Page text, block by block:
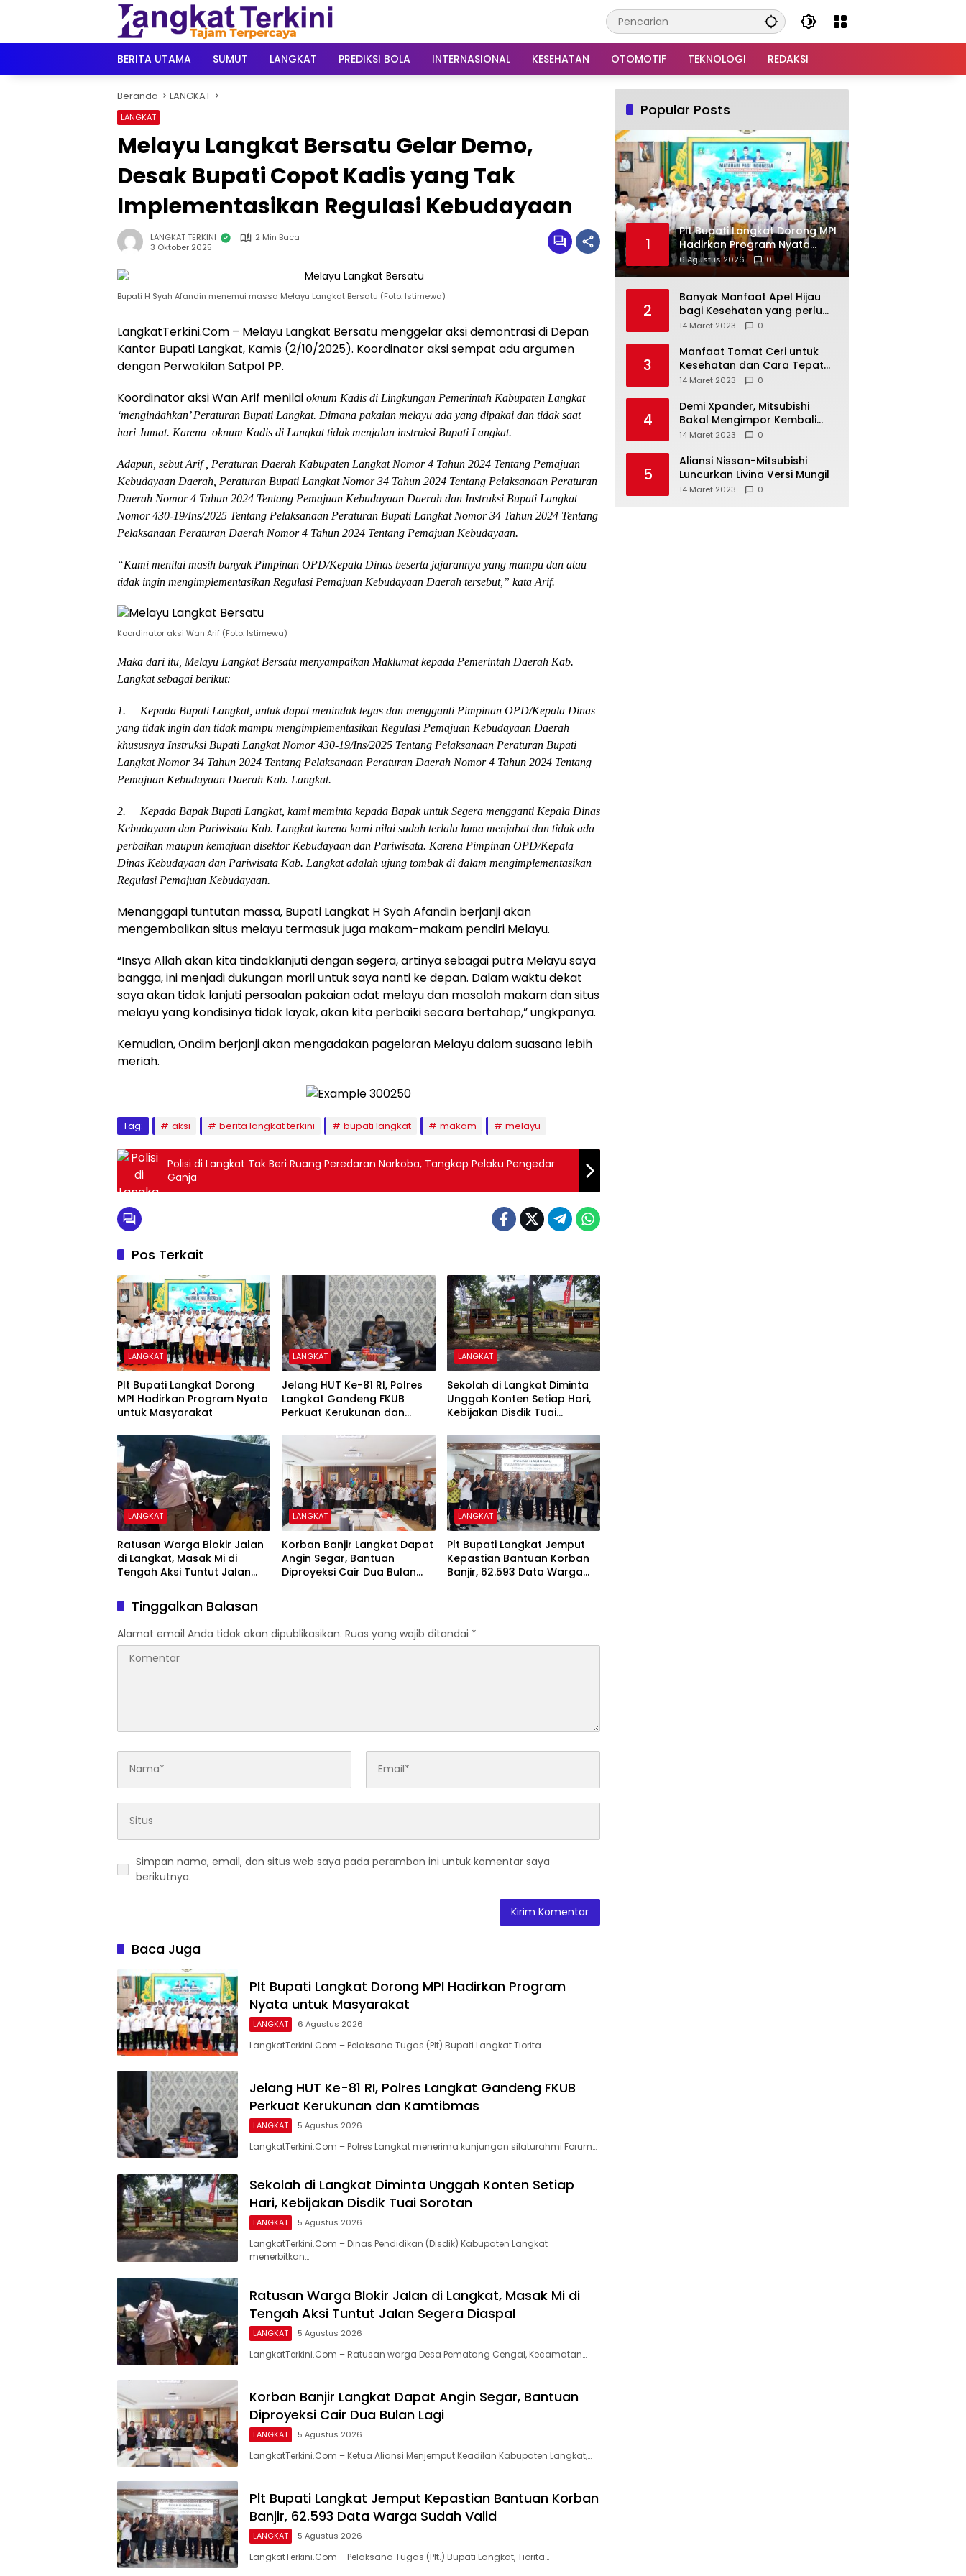
BERITA UTAMA
SUMUT LANGKAT PREDIKSI BOLA INTERNASIONAL KESEHATAN OTOMOTIF TEKNOLOGI REDAKSI
Beranda LANGKAT
LANGKAT
Melayu Langkat Bersatu Gelar Demo,
Desak Bupati Copot Kadis yang Tak
Implementasikan Regulasi Kebudayaan
LANGKAT TERKINI
2 Min Baca
3 Oktober 2025
Bupati H Syah Afandin menemui massa Melayu Langkat Bersatu (Foto: Istimewa)
LangkatTerkini.Com – Melayu Langkat Bersatu menggelar aksi demontrasi di Depan
Kantor Bupati Langkat, Kamis (2/10/2025). Koordinator aksi sempat adu argumen
dengan Perwakilan Satpol PP.
Koordinator aksi Wan Arif menilai oknum Kadis di Lingkungan Pemerintah Kabupaten Langkat
‘mengindahkan’ Peraturan Bupati Langkat. Dimana pakaian melayu ada yang dipakai dan tidak saat
hari Jumat. Karena oknum Kadis di Langkat tidak menjalan instruksi Bupati Langkat.
Adapun, sebut Arif , Peraturan Daerah Kabupaten Langkat Nomor 4 Tahun 2024 Tentang Pemajuan
Kebudayaan Daerah, Peraturan Bupati Langkat Nomor 34 Tahun 2024 Tentang Pelaksanaan Peraturan
Daerah Nomor 4 Tahun 2024 Tentang Pemajuan Kebudayaan Daerah dan Instruksi Bupati Langkat
Nomor 430-19/Ins/2025 Tentang Pelaksanaan Peraturan Bupati Langkat Nomor 34 Tahun 2024 Tentang
Pelaksanaan Peraturan Daerah Nomor 4 Tahun 2024 Tentang Pemajuan Kebudayaan.
“Kami menilai masih banyak Pimpinan OPD/Kepala Dinas beserta jajarannya yang mampu dan atau
tidak ingin mengimplementasikan Regulasi Pemajuan Kebudayaan Daerah tersebut,” kata Arif.
Koordinator aksi Wan Arif (Foto: Istimewa)
Maka dari itu, Melayu Langkat Bersatu menyampaikan Maklumat kepada Pemerintah Daerah Kab.
Langkat sebagai berikut:
1.
Kepada Bupati Langkat, untuk dapat menindak tegas dan mengganti Pimpinan OPD/Kepala Dinas
yang tidak ingin dan tidak mampu mengimplementasikan Regulasi Pemajuan Kebudayaan Daerah
khususnya Instruksi Bupati Langkat Nomor 430-19/Ins/2025 Tentang Pelaksanaan Peraturan Bupati
Langkat Nomor 34 Tahun 2024 Tentang Pelaksanaan Peraturan Daerah Nomor 4 Tahun 2024 Tentang
Pemajuan Kebudayaan Daerah Kab. Langkat.
2.
Kepada Bapak Bupati Langkat, kami meminta kepada Bapak untuk Segera mengganti Kepala Dinas
Kebudayaan dan Pariwisata Kab. Langkat karena kami nilai sudah terlalu lama menjabat dan tidak ada
perbaikan maupun kemajuan disektor Kebudayaan dan Pariwisata. Karena Pimpinan OPD/Kepala
Dinas Kebudayaan dan Pariwisata Kab. Langkat adalah ujung tombak di dalam mengimplementasikan
Regulasi Pemajuan Kebudayaan.
Menanggapi tuntutan massa, Bupati Langkat H Syah Afandin berjanji akan
mengembalikan situs melayu termasuk juga makam-makam pendiri Melayu.
“Insya Allah akan kita tindaklanjuti dengan segera, artinya sebagai putra Melayu saya
bangga, ini menjadi dukungan moril untuk saya nanti ke depan. Dalam waktu dekat
saya akan tidak lanjuti persoalan pakaian adat melayu dan masalah makam dan situs
melayu yang kondisinya tidak layak, akan kita perbaiki secara bertahap,” ungkpanya.
Kemudian, Ondim berjanji akan mengadakan pagelaran Melayu dalam suasana lebih
meriah.
Tag: aksi berita langkat terkini bupati langkat makam melayu
Polisi di Langkat Tak Beri Ruang Peredaran Narkoba, Tangkap Pelaku Pengedar
Ganja
Pos Terkait
LANGKAT
Plt Bupati Langkat Dorong
MPI Hadirkan Program Nyata
untuk Masyarakat
LANGKAT
Jelang HUT Ke-81 RI, Polres
Langkat Gandeng FKUB
Perkuat Kerukunan dan
LANGKAT
Sekolah di Langkat Diminta
Unggah Konten Setiap Hari,
Kebijakan Disdik Tuai
LANGKAT
Ratusan Warga Blokir Jalan
di Langkat, Masak Mi di
Tengah Aksi Tuntut Jalan
LANGKAT
Korban Banjir Langkat Dapat
Angin Segar, Bantuan
Diproyeksi Cair Dua Bulan
LANGKAT
Plt Bupati Langkat Jemput
Kepastian Bantuan Korban
Banjir, 62.593 Data Warga
Tinggalkan Balasan
Alamat email Anda tidak akan dipublikasikan. Ruas yang wajib ditandai *
Simpan nama, email, dan situs web saya pada peramban ini untuk komentar saya
berikutnya.
Baca Juga
Plt Bupati Langkat Dorong MPI Hadirkan Program
Nyata untuk Masyarakat
LANGKAT 6 Agustus 2026
LangkatTerkini.Com – Pelaksana Tugas (Plt) Bupati Langkat Tiorita…
Jelang HUT Ke-81 RI, Polres Langkat Gandeng FKUB
Perkuat Kerukunan dan Kamtibmas
LANGKAT 5 Agustus 2026
LangkatTerkini.Com – Polres Langkat menerima kunjungan silaturahmi Forum…
Sekolah di Langkat Diminta Unggah Konten Setiap
Hari, Kebijakan Disdik Tuai Sorotan
LANGKAT 5 Agustus 2026
LangkatTerkini.Com – Dinas Pendidikan (Disdik) Kabupaten Langkat
menerbitkan…
Ratusan Warga Blokir Jalan di Langkat, Masak Mi di
Tengah Aksi Tuntut Jalan Segera Diaspal
LANGKAT 5 Agustus 2026
LangkatTerkini.Com – Ratusan warga Desa Pematang Cengal, Kecamatan…
Korban Banjir Langkat Dapat Angin Segar, Bantuan
Diproyeksi Cair Dua Bulan Lagi
LANGKAT 5 Agustus 2026
LangkatTerkini.Com – Ketua Aliansi Menjemput Keadilan Kabupaten Langkat,…
Plt Bupati Langkat Jemput Kepastian Bantuan Korban
Banjir, 62.593 Data Warga Sudah Valid
LANGKAT 5 Agustus 2026
LangkatTerkini.Com – Pelaksana Tugas (Plt.) Bupati Langkat, Tiorita…
Popular Posts
1
Plt Bupati Langkat Dorong MPI
Hadirkan Program Nyata
untuk Masyarakat
6 Agustus 2026 0
2
Banyak Manfaat Apel Hijau
bagi Kesehatan yang perlu
Anda ketahui
14 Maret 2023 0
3
Manfaat Tomat Ceri untuk
Kesehatan dan Cara Tepat
Mengonsumsinya
14 Maret 2023 0
4
Demi Xpander, Mitsubishi
Bakal Mengimpor Kembali
Pajero Sport
14 Maret 2023 0
5
Aliansi Nissan-Mitsubishi
Luncurkan Livina Versi Mungil
14 Maret 2023 0